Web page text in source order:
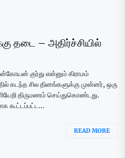
தடை – அதிர்ச்சியில்
குர்து என்னும் கிராமம்
கடந்த சில தினங்களுக்கு முன்னர், ஒரு
திருமணம் செய்துகொண்டது.
கூட்டப்பட்ட...
READ MORE